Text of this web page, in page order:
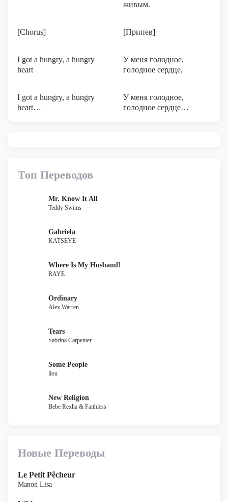
живым.
[Chorus] [Припев]
I got a hungry, a hungry
heart
У меня голодное,
голодное сердце,
I got a hungry, a hungry
heart…
У меня голодное,
голодное сердце…
Топ Переводов
Mr. Know It All
Teddy Swims
Gabriela
KATSEYE
Where Is My Husband!
RAYE
Ordinary
Alex Warren
Tears
Sabrina Carpenter
Some People
liou
New Religion
Bebe Rexha & Faithless
Новые Переводы
Le Petit Pêcheur
Manon Lisa